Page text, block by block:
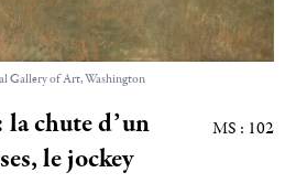
Gallery of Art, Washington
la chute d’un
le jockey
MS : 102